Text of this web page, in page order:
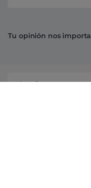
Tu opinión nos importa
Conócenos